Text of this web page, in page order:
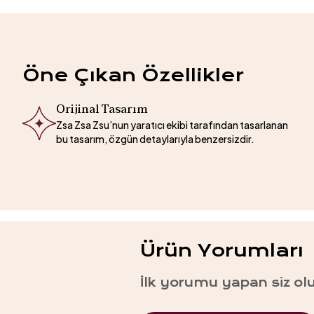
Öne Çıkan Özellikler
Orijinal Tasarım
Zsa Zsa Zsu’nun yaratıcı ekibi tarafından tasarlanan
bu tasarım, özgün detaylarıyla benzersizdir.
Ürün Yorumları
İlk yorumu yapan siz